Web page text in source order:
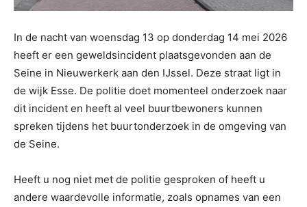
In de nacht van woensdag 13 op donderdag 14 mei 2026
heeft er een geweldsincident plaatsgevonden aan de
Seine in Nieuwerkerk aan den IJssel. Deze straat ligt in
de wijk Esse. De politie doet momenteel onderzoek naar
dit incident en heeft al veel buurtbewoners kunnen
spreken tijdens het buurtonderzoek in de omgeving van
de Seine.
Heeft u nog niet met de politie gesproken of heeft u
andere waardevolle informatie, zoals opnames van een